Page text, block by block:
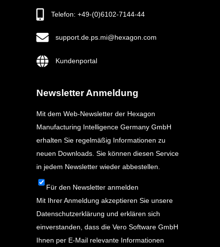
Telefon: +49-(0)6102-7144-44
support.de.ps.mi@hexagon.com
Kundenportal
Newsletter Anmeldung
Mit dem Web-Newsletter der Hexagon
Manufacturing Intelligence Germany GmbH
erhalten Sie regelmäßig Informationen zu
neuen Downloads. Sie können diesen Service
in jedem Newsletter wieder abbestellen.
Für den Newsletter anmelden
Mit Ihrer Anmeldung akzeptieren Sie unsere
Datenschutzerklärung und erklären sich
einverstanden, dass die Vero Software GmbH
Ihnen per E-Mail relevante Informationen